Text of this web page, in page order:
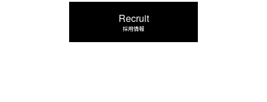
Recruit
採用情報